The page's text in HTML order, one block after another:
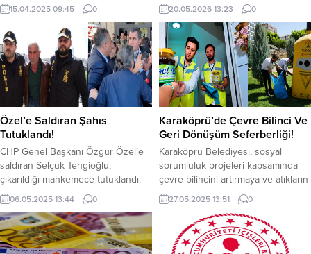
bakır kabloları çalan sanık, 8 yıl 4 ay
hapis cezasına çarptırıldı. Yaklaşık 1
milyon TL’lik zarara yol açan
hırsızlık, 3.823 işyerini elektriksiz
bırakarak sanayi üretimini durma
noktasına getirmişti. Olay anı
güvenlik kamerasına yansımış,...
15.04.2025 09:45 0
Evren Sanayi Sitesi’ndeki iki adet
Katlı Köprülü Kavşak Projesi’nde
çalışmalar süratle ilerliyor. Ulaşım
Daire Başkanlığı’nın koordinesinde
yürütülen inşaatta, son 43 günde
kiriş montajı yapılmaya başlandı.
Proje ile, Evren Sanayi Sitesi’nin
girişlerindeki yıllardır süren trafik
yoğunluğunun kısa süre içerisinde
sona ermesi...
20.05.2026 13:23 0
Özel’e Saldıran Şahıs
Tutuklandı!
CHP Genel Başkanı Özgür Özel’e
saldıran Selçuk Tengioğlu,
çıkarıldığı mahkemece tutuklandı.
Cumhuriyet Halk Partisi Genel
Başkanı Özgür Özel, Sırrı Süreyya
Önder’in cenaze töreninde
saldırıya uğradı. Saldırgan gözaltına
alındı. Saldırganın Emniyetteki
06.05.2025 13:44 0
Karaköprü’de Çevre Bilinci Ve
Geri Dönüşüm Seferberliği!
Karaköprü Belediyesi, sosyal
sorumluluk projeleri kapsamında
çevre bilincini artırmaya ve atıkların
geri dönüşümüne katkı sağlamaya
yönelik çalışmalarını aralıksız
sürdürüyor. Temizlik İşleri
Müdürlüğü’ne bağlı Çevre Koruma
Birimi, bu alandaki faaliyetleriyle
27.05.2025 13:51 0